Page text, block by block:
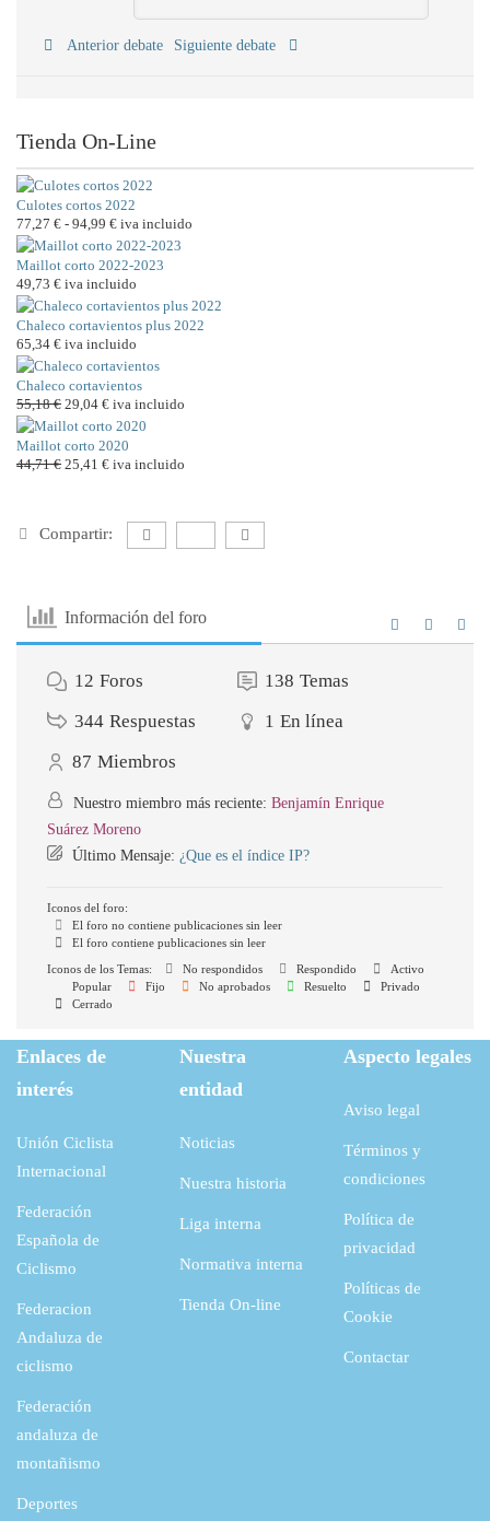
Anterior debate Siguiente debate
Tienda On-Line
Culotes cortos 2022
77,27 € - 94,99 € Rango
de
precios:
desde
77,27 €
hasta
iva incluido
Maillot corto 2022-2023
49,73 € iva incluido
Chaleco cortavientos plus 2022
65,34 € iva incluido
Chaleco cortavientos
55,18€ El
precio
original
era:
29,04 € El
precio
actual
es:
iva incluido
Maillot corto 2020
44,71€ El
era:
25,41 € El
es:
25,41 €.
iva incluido
Compartir:
Información del foro
12 Foros 138 Temas
344 Respuestas 1 En línea
87 Miembros
Nuestro miembro más reciente: Benjamín Enrique
Suárez Moreno
Último Mensaje: ¿Que es el índice IP?
Iconos del foro:
El foro no contiene publicaciones sin leer
El foro contiene publicaciones sin leer
Iconos de los Temas:
No respondidos Respondido
Activo
Popular
Fijo No aprobados Resuelto
Privado
Cerrado
Enlaces de
interés
Unión Ciclista
Internacional
Federación
Española de
Ciclismo
Federacion
Andaluza de
ciclismo
Federación
andaluza de
montañismo
Deportes
Nuestra
entidad
Noticias
Nuestra historia
Liga interna
Normativa interna
Tienda On-line
Aspecto legales
Aviso legal
Términos y
condiciones
Política de
privacidad
Políticas de
Cookie
Contactar